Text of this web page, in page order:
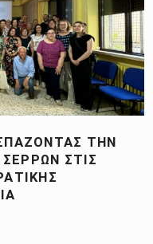
ΣΠΆΖΟΝΤΑΣ ΤΗΝ
ΣΤΙΣ